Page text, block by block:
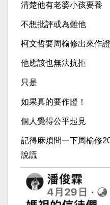
清楚他有老婆小孩要養
不想批評或為難他
柯文哲要周榆修出來作證
他應該也無法抗拒
只是
如果真的要作證！
個人覺得公平起見
記得麻煩問一下周榆修
說謊